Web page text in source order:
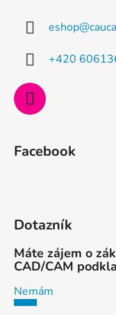
eshop@
+420
Facebook
Dotazník
Máte zájem o
CAD/CAM
Nemám